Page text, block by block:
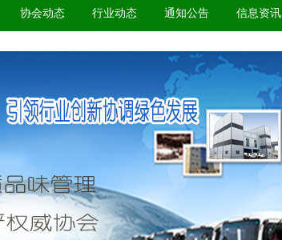
协会动态 行业动态 通知公告 信息资讯